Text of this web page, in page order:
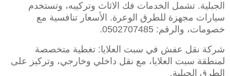
الجبلية. تشمل الخدمات فك الاثاث وتركيبه، وتستخدم
سيارات مجهزة للطرق الوعرة. الأسعار تنافسية مع
خصومات، والرقم: 0502707485.
شركة نقل عفش في سبت العلايا: تغطية متخصصة
لمنطقة سبت العلايا، مع نقل داخلي وخارجي، وتركيز على
الطرق الجبلية.